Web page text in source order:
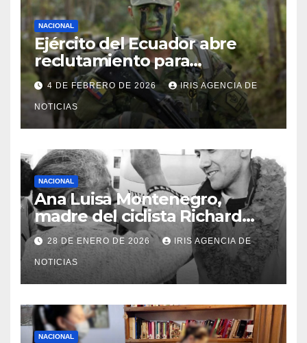
NACIONAL
Ejército del Ecuador abre
reclutamiento para
bachilleres a partir de este
viernes 6 de febrero
4 DE FEBRERO DE 2026 IRIS AGENCIA DE
NOTICIAS
NACIONAL
Ana Luisa Montenegro,
madre del ciclista Richard
Carapaz falleció en Tulcán, a
los 73 años
28 DE ENERO DE 2026 IRIS AGENCIA DE
NOTICIAS
NACIONAL